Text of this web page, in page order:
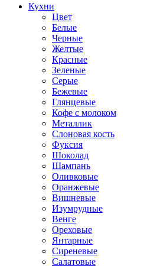
Кухни
Цвет
Белые
Черные
Желтые
Красные
Зеленые
Серые
Бежевые
Глянцевые
Кофе с молоком
Металлик
Слоновая кость
Фуксия
Шоколад
Шампань
Оливковые
Оранжевые
Вишневые
Изумрудные
Венге
Ореховые
Янтарные
Сиреневые
Салатовые